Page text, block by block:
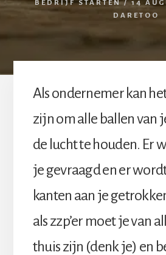
BEDRIJF STARTEN/ 14
DARETOO
Als ondernemer kan
zijn om alle ballen van
de lucht te houden. Er
je gevraagd en er
kanten aan je
als zzp’er moet je van
thuis zijn (denk je) en